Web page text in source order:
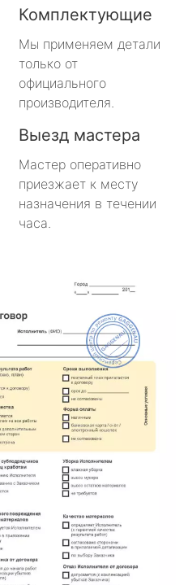
Комплектующие
Мы применяем детали
только от
официального
производителя.
Выезд мастера
Мастер оперативно
приезжает к месту
назначения в течении
часа.